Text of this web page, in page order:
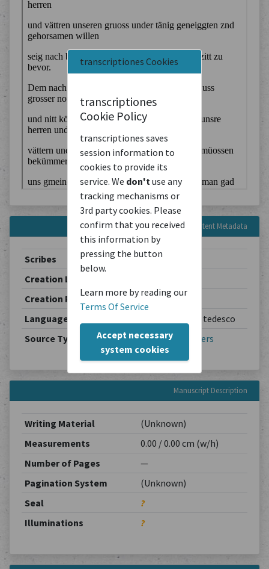
transcriptiones Cookies
transcriptiones
Cookie Policy
transcriptiones saves
session information to
cookies to provide its
service. We don't use any
tracking mechanisms or
3rd party cookies. Please
confirm that you received
this information by
pressing the button
below.
Learn more by reading our
Terms Of Service
Accept necessary
system cookies
Content Metadata
Scribes
Unbekannt
Creation Location
Creation Period
1619-10-07
Languages
Deutsch / allemand / tedesco
Source Type
Other Writings Others
Manuscript Description
Writing Material
(Unknown)
Measurements
0.00 / 0.00 cm (w/h)
Number of Pages
—
Pagination System
(Unknown)
Seal
?
Illuminations
?